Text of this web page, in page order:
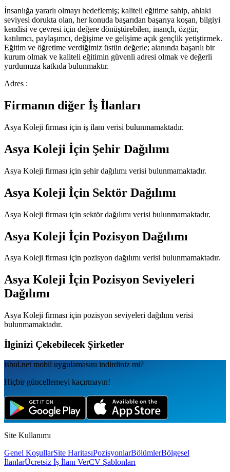
İnsanlığa yararlı olmayı hedeflemiş; kaliteli eğitime sahip, ahlaki
seviyesi dorukta olan, her konuda başarıdan başarıya koşan, bilgiyi
kendisi ve çevresi için değere dönüştürebilen, inançlı, özgür,
katılımcı, paylaşımcı, değişime ve gelişime açık gençlik yetiştirmek.
Eğitim ve öğretime verdiğimiz üstün değerle; alanında başarılı bir
kurum olmak ve kaliteli eğitimin güvenli adresi olmak ve değerli
yurdumuza katkıda bulunmaktır.
Adres :
Firmanın diğer İş İlanları
Asya Koleji firması için iş ilanı verisi bulunmamaktadır.
Asya Koleji İçin Şehir Dağılımı
Asya Koleji firması için şehir dağılımı verisi bulunmamaktadır.
Asya Koleji İçin Sektör Dağılımı
Asya Koleji firması için sektör dağılımı verisi bulunmamaktadır.
Asya Koleji İçin Pozisyon Dağılımı
Asya Koleji firması için pozisyon dağılımı verisi bulunmamaktadır.
Asya Koleji İçin Pozisyon Seviyeleri
Dağılımı
Asya Koleji firması için pozisyon seviyeleri dağılımı verisi
bulunmamaktadır.
İlginizi Çekebilecek Şirketler
isbul.net mobil uygulamаsını indirdiniz mi?
Hiçbir güncellemeyi kaçırmayın!
Site Kullanımı
Genel KoşullarSite HaritasıPozisyonlarBölümlerBölgesel
İlanlarÜcretsiz İş İlanı VerCV Şablonları